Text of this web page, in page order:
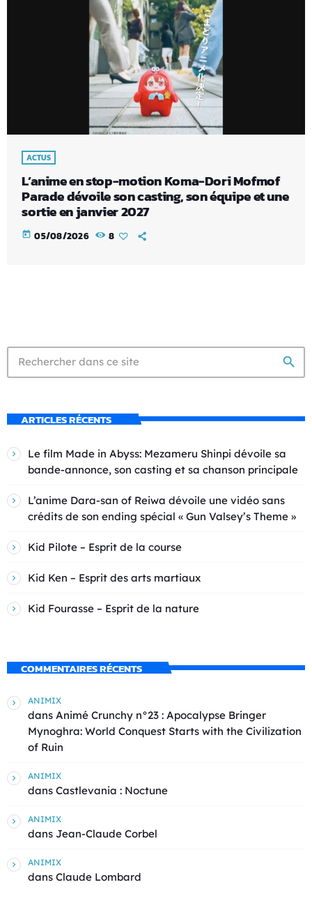
ACTUS
L’anime en stop-motion Koma-Dori Mofmof
Parade dévoile son casting, son équipe et une
sortie en janvier 2027
today 05/08/2026 8
search
ARTICLES RÉCENTS
Le film Made in Abyss: Mezameru Shinpi dévoile sa
bande-annonce, son casting et sa chanson principale
L’anime Dara-san of Reiwa dévoile une vidéo sans
crédits de son ending spécial « Gun Valsey’s Theme »
Kid Pilote – Esprit de la course
Kid Ken – Esprit des arts martiaux
Kid Fourasse – Esprit de la nature
COMMENTAIRES RÉCENTS
ANIMIX
dans Animé Crunchy n°23 : Apocalypse Bringer
Mynoghra: World Conquest Starts with the Civilization
of Ruin
ANIMIX
dans Castlevania : Noctune
ANIMIX
dans Jean-Claude Corbel
ANIMIX
dans Claude Lombard